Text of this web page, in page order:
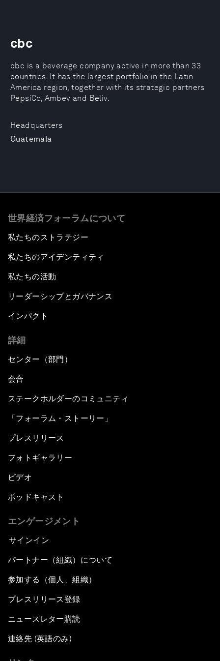
Headquarters
Guatemala
cbc
cbc is a beverage company active in more than 33
countries. It has the largest portfolio in the Latin
America region, together with its strategic partners
PepsiCo, Ambev and Beliv.
世界経済フォーラムについて
私たちのストラテジー
私たちのアイデンティティ
私たちの活動
リーダーシップとガバナンス
インパクト
詳細
センター（部門）
会合
ステークホルダーのコミュニティ
「フォーラム・ストーリー」
プレスリリース
フォトギャラリー
ビデオ
ポッドキャスト
エンゲージメント
サインイン
パートナー（組織）について
参加する（個人、組織）
プレスリリース登録
ニュースレター購読
連絡先 (英語のみ)